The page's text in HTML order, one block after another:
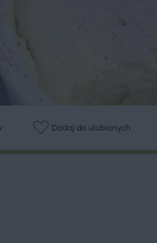
Dodaj do ulubionych